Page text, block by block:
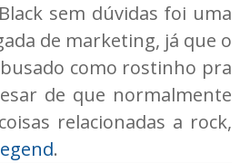
sem dúvidas foi uma
de marketing, já que o
como rostinho pra
de que normalmente
relacionadas a rock,
.